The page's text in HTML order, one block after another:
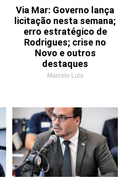
Via Mar: Governo lança
licitação nesta semana;
erro estratégico de
Rodrigues; crise no
Novo e outros
destaques
Marcelo Lula